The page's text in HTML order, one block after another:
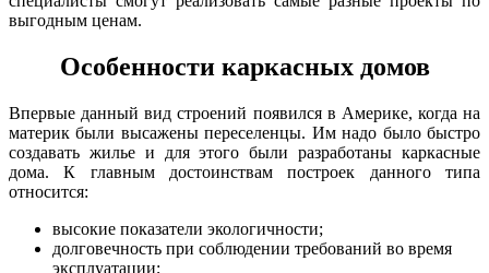
выгодным ценам.
Особенности каркасных домов
Впервые данный вид строений появился в Америке, когда на
материк были высажены переселенцы. Им надо было быстро
создавать жилье и для этого были разработаны каркасные
дома. К главным достоинствам построек данного типа
относится:
высокие показатели экологичности;
долговечность при соблюдении требований во время
эксплуатации;